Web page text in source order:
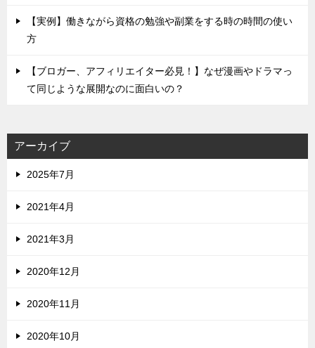
【実例】働きながら資格の勉強や副業をする時の時間の使い
方
【ブロガー、アフィリエイター必見！】なぜ漫画やドラマっ
て同じような展開なのに面白いの？
アーカイブ
2025年7月
2021年4月
2021年3月
2020年12月
2020年11月
2020年10月